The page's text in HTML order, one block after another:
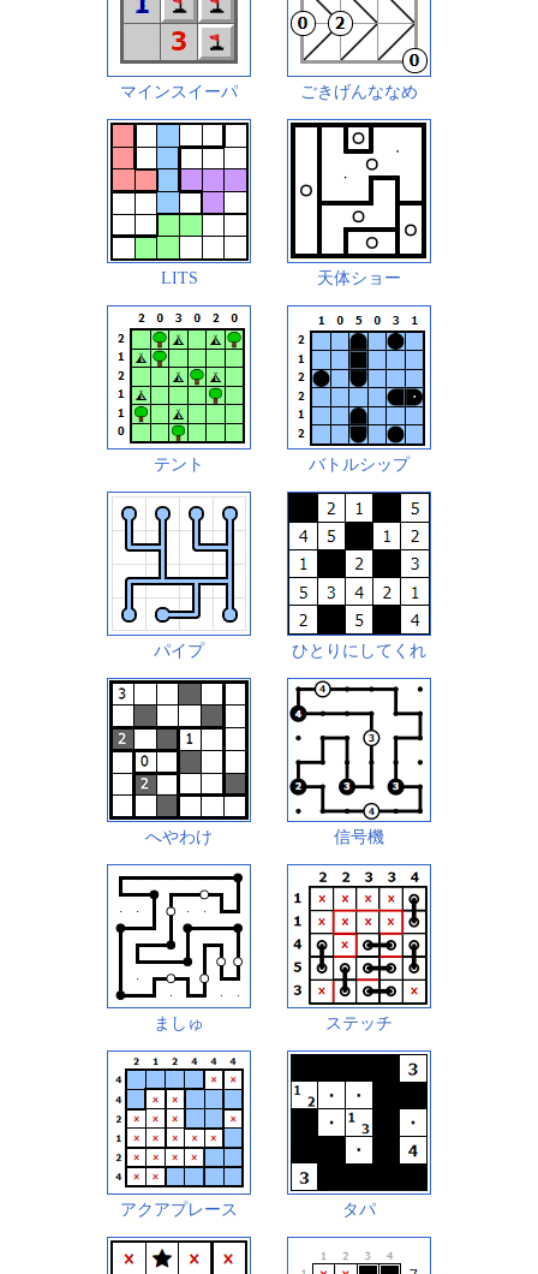
マインスイーパ ごきげんななめ
LITS 天体ショー
テント バトルシップ
パイプ ひとりにしてくれ
へやわけ 信号機
ましゅ ステッチ
アクアプレース タパ